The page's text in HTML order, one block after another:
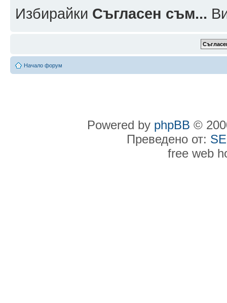
Избирайки Съгласен съм...
Начало форум
Powered by phpBB ©
Преведено от:
free web